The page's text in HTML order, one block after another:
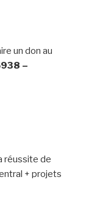
un don au
–
réussite de
+ projets